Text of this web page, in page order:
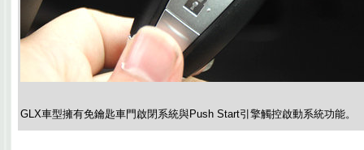
GLX車型擁有免鑰匙車門啟閉系統與Push Start引擎觸控啟動系統功能。